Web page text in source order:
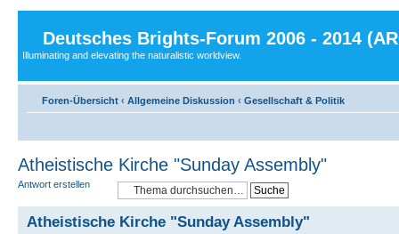
Deutsches Brights-Forum 2006 - 2014
Illuminating and elevating the naturalistic worldview.
Foren-Übersicht ‹ Allgemeine Diskussion ‹ Gesellschaft & Politik
Atheistische Kirche "Sunday Assembly"
Antwort erstellen
Atheistische Kirche "Sunday Assembly"